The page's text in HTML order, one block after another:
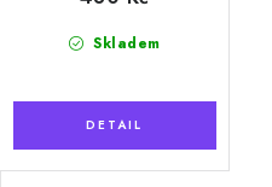
Skladem